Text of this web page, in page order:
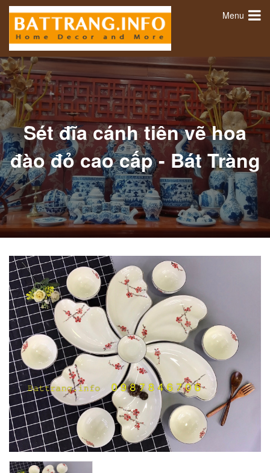
Menu
Sét đĩa cánh tiên vẽ hoa
đào đỏ cao cấp - Bát Tràng